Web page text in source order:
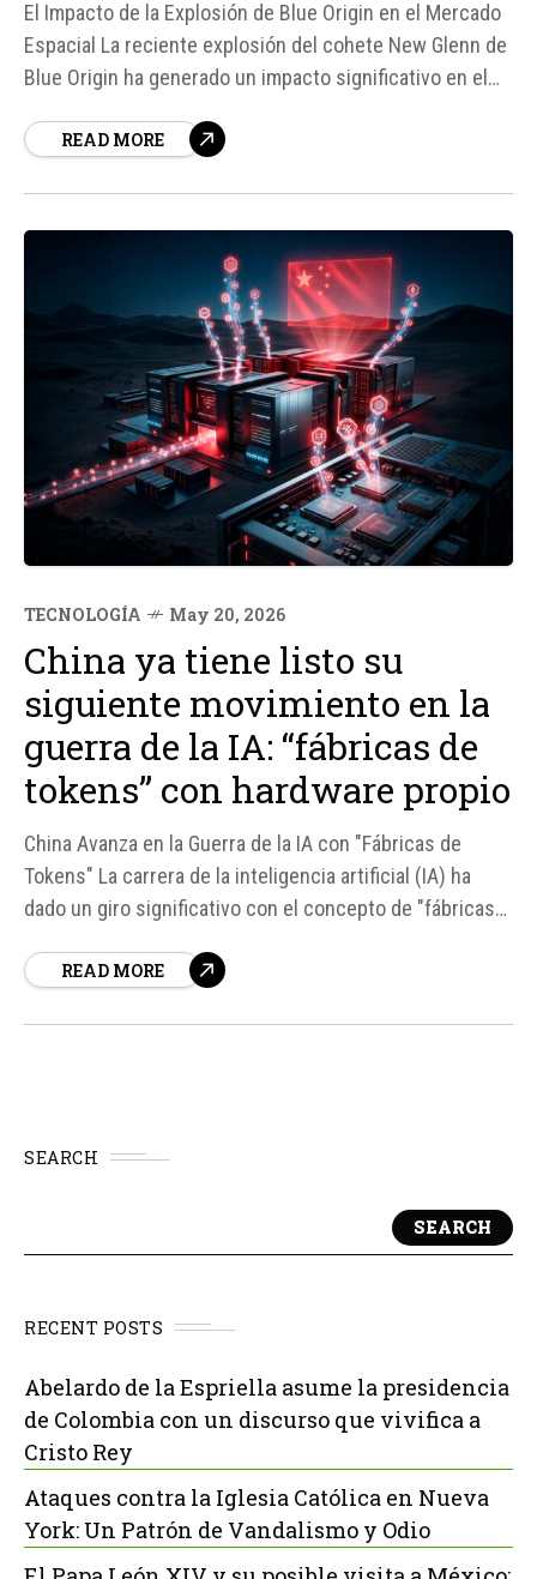
El Impacto de la Explosión de Blue Origin en el Mercado
Espacial La reciente explosión del cohete New Glenn de
Blue Origin ha generado un impacto significativo en el
SpaceX y su servicio Starlink. Según fuentes, el
READ MORE
TECNOLOGÍA May 20, 2026
China ya tiene listo su
siguiente movimiento en la
guerra de la IA: “fábricas de
tokens” con hardware propio
China Avanza en la Guerra de la IA con "Fábricas de
Tokens" La carrera de la inteligencia artificial (IA) ha
dado un giro significativo con el concepto de "fábricas
proporcionar capacidad de IA medida en tokens al
READ MORE
SEARCH
SEARCH
RECENT POSTS
Abelardo de la Espriella asume la presidencia
de Colombia con un discurso que vivifica a
Cristo Rey
Ataques contra la Iglesia Católica en Nueva
York: Un Patrón de Vandalismo y Odio